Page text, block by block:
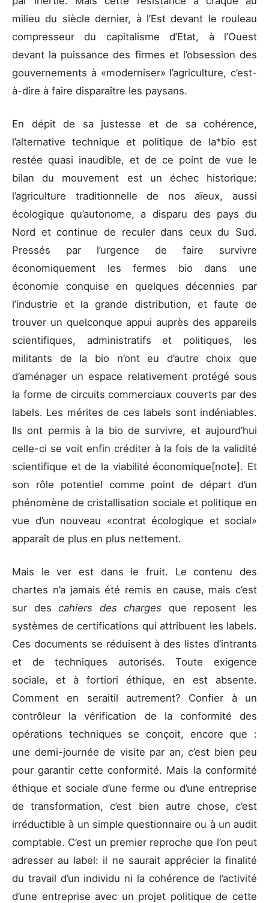
milieu du siècle dernier, à l’Est devant le rouleau
compresseur du capitalisme d’Etat, à l’Ouest
devant la puissance des firmes et l’obsession des
gouvernements à «moderniser» l’agriculture, c’est-
à-dire à faire disparaître les paysans.
En dépit de sa justesse et de sa cohérence,
l’alternative technique et politique de la*bio est
restée quasi inaudible, et de ce point de vue le
bilan du mouvement est un échec historique:
l’agriculture traditionnelle de nos aïeux, aussi
écologique qu’autonome, a disparu des pays du
Nord et continue de reculer dans ceux du Sud.
Pressés par l’urgence de faire survivre
économiquement les fermes bio dans une
économie conquise en quelques décennies par
l’industrie et la grande distribution, et faute de
trouver un quelconque appui auprès des appareils
scientifiques, administratifs et politiques, les
militants de la bio n’ont eu d’autre choix que
d’aménager un espace relativement protégé sous
la forme de circuits commerciaux couverts par des
labels. Les mérites de ces labels sont indéniables.
Ils ont permis à la bio de survivre, et aujourd’hui
celle-ci se voit enfin créditer à la fois de la validité
scientifique et de la viabilité économique[note]. Et
son rôle potentiel comme point de départ d’un
phénomène de cristallisation sociale et politique en
vue d’un nouveau «contrat écologique et social»
apparaît de plus en plus nettement.
Mais le ver est dans le fruit. Le contenu des
chartes n’a jamais été remis en cause, mais c’est
sur descahiers des charges que reposent les
systèmes de certifications qui attribuent les labels.
Ces documents se réduisent à des listes d’intrants
et de techniques autorisés. Toute exigence
sociale, et à fortiori éthique, en est absente.
Comment en seraitil autrement? Confier à un
contrôleur la vérification de la conformité des
opérations techniques se conçoit, encore que :
une demi-journée de visite par an, c’est bien peu
pour garantir cette conformité. Mais la conformité
éthique et sociale d’une ferme ou d’une entreprise
de transformation, c’est bien autre chose, c’est
irréductible à un simple questionnaire ou à un audit
comptable. C’est un premier reproche que l’on peut
adresser au label: il ne saurait apprécier la finalité
du travail d’un individu ni la cohérence de l’activité
d’une entreprise avec un projet politique de cette